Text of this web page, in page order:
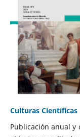
Culturas Científicas
Publicación anual y